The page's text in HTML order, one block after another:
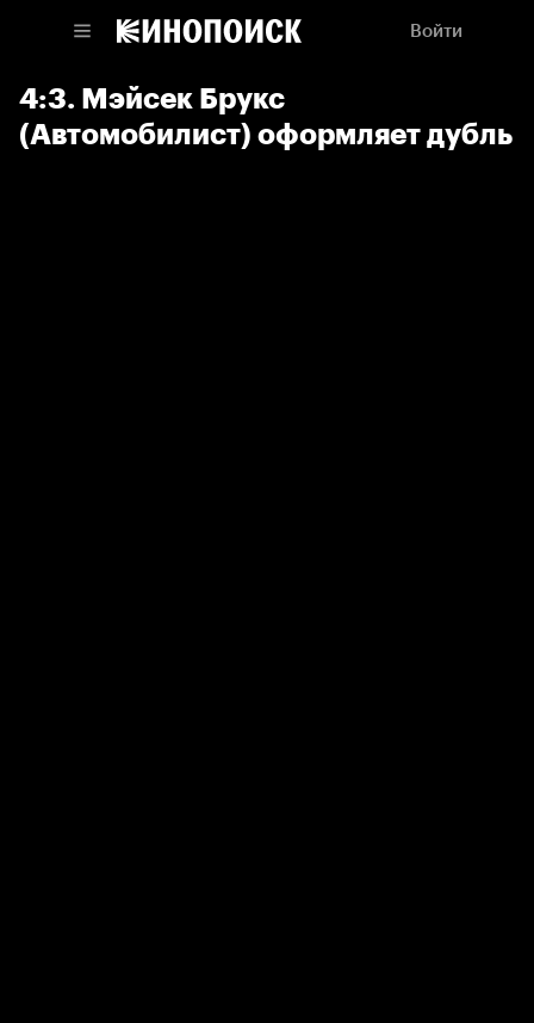
Войти
4:3. Мэйсек Брукс
(Автомобилист) оформляет дубль